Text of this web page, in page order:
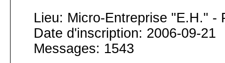
Lieu: Micro-Entreprise "E.H." -
Date d'inscription: 2006-09-21
Messages: 1543